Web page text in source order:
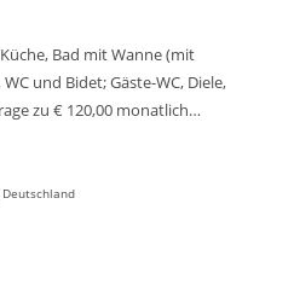
Bad mit Wanne (mit
und Bidet; Gäste-WC, Diele,
zu € 120,00 monatlich…